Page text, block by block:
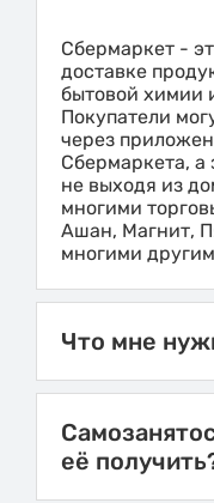
Сбермаркет -
доставке
бытовой химии
Покупатели
через
Сбермаркета, а
не выходя из
многими
Ашан, Магнит,
многими
Что мне
её